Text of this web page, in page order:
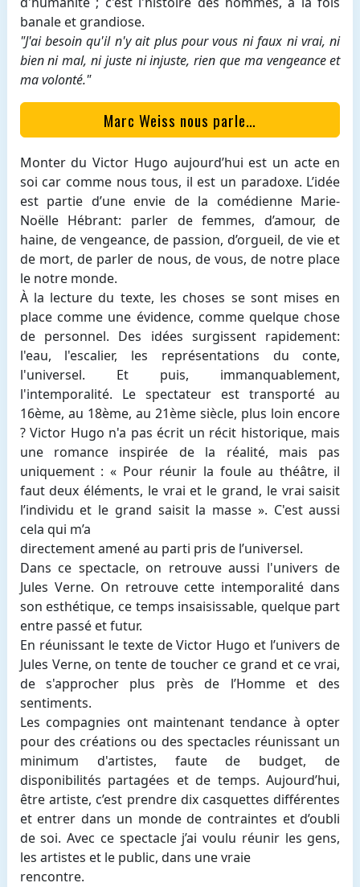
banale et grandiose.
"J'ai besoin qu'il n'y ait plus pour vous ni faux ni vrai, ni
bien ni mal, ni juste ni injuste, rien que ma vengeance et
ma volonté."
Marc Weiss nous parle…
Monter du Victor Hugo aujourd’hui est un acte en
soi car comme nous tous, il est un paradoxe. L’idée
est partie d’une envie de la comédienne Marie-
Noëlle Hébrant: parler de femmes, d’amour, de
haine, de vengeance, de passion, d’orgueil, de vie et
de mort, de parler de nous, de vous, de notre place
le notre monde.
À la lecture du texte, les choses se sont mises en
place comme une évidence, comme quelque chose
de personnel. Des idées surgissent rapidement:
l'eau, l'escalier, les représentations du conte,
l'universel. Et puis, immanquablement,
l'intemporalité. Le spectateur est transporté au
16ème, au 18ème, au 21ème siècle, plus loin encore
? Victor Hugo n'a pas écrit un récit historique, mais
une romance inspirée de la réalité, mais pas
uniquement : « Pour réunir la foule au théâtre, il
faut deux éléments, le vrai et le grand, le vrai saisit
l’individu et le grand saisit la masse ». C'est aussi
cela qui m’a
directement amené au parti pris de l’universel.
Dans ce spectacle, on retrouve aussi l'univers de
Jules Verne. On retrouve cette intemporalité dans
son esthétique, ce temps insaisissable, quelque part
entre passé et futur.
En réunissant le texte de Victor Hugo et l’univers de
Jules Verne, on tente de toucher ce grand et ce vrai,
de s'approcher plus près de l’Homme et des
sentiments.
Les compagnies ont maintenant tendance à opter
pour des créations ou des spectacles réunissant un
minimum d'artistes, faute de budget, de
disponibilités partagées et de temps. Aujourd’hui,
être artiste, c’est prendre dix casquettes différentes
et entrer dans un monde de contraintes et d’oubli
de soi. Avec ce spectacle j’ai voulu réunir les gens,
les artistes et le public, dans une vraie
rencontre.